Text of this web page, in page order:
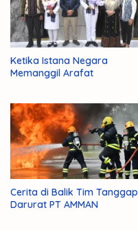
Ketika Istana Negara
Memanggil Arafat
Cerita di Balik Tim Tanggap
Darurat PT AMMAN